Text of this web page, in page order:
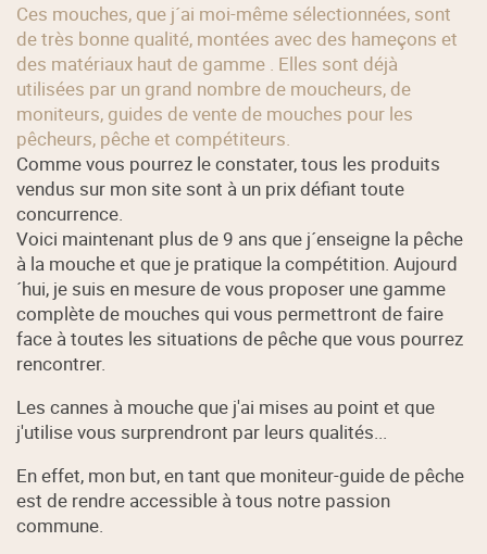
Ces mouches, que j´ai moi-même sélectionnées, sont
de très bonne qualité, montées avec des hameçons et
des matériaux haut de gamme . Elles sont déjà
utilisées par un grand nombre de moucheurs, de
moniteurs, guides de vente de mouches pour les
pêcheurs, pêche et compétiteurs.
Comme vous pourrez le constater, tous les produits
vendus sur mon site sont à un prix défiant toute
concurrence.
Voici maintenant plus de 9 ans que j´enseigne la pêche
à la mouche et que je pratique la compétition. Aujourd
´hui, je suis en mesure de vous proposer une gamme
complète de mouches qui vous permettront de faire
face à toutes les situations de pêche que vous pourrez
rencontrer.
Les cannes à mouche que j'ai mises au point et que
j'utilise vous surprendront par leurs qualités...
En effet, mon but, en tant que moniteur-guide de pêche
est de rendre accessible à tous notre passion
commune.